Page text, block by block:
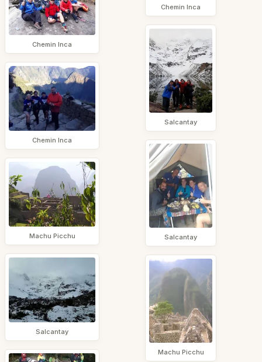
Chemin Inca
Chemin Inca
Machu Picchu
Salcantay
Chemin Inca
Salcantay
Salcantay
Machu Picchu